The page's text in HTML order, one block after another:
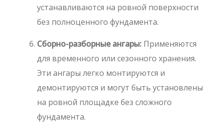
устанавливаются на ровной поверхности
без полноценного фундамента.
Сборно-разборные ангары: Применяются
для временного или сезонного хранения.
Эти ангары легко монтируются и
демонтируются и могут быть установлены
на ровной площадке без сложного
фундамента.